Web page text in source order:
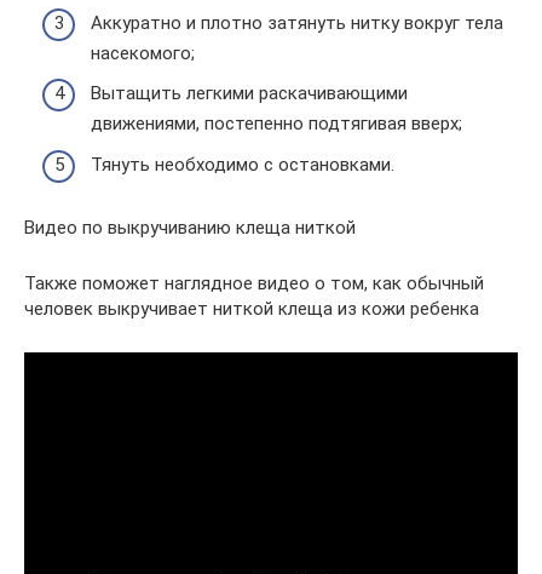
Аккуратно и плотно затянуть нитку вокруг тела
насекомого;
Вытащить легкими раскачивающими
движениями, постепенно подтягивая вверх;
Тянуть необходимо с остановками.
Видео по выкручиванию клеща ниткой
Также поможет наглядное видео о том, как обычный
человек выкручивает ниткой клеща из кожи ребенка